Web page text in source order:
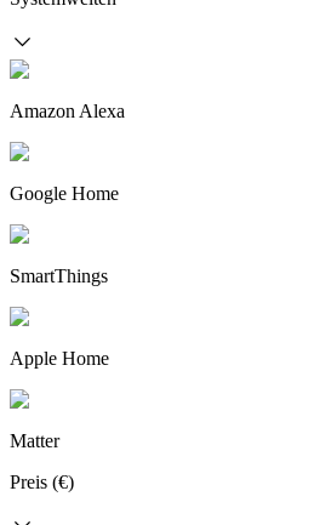
Amazon Alexa
Google Home
SmartThings
Apple Home
Matter
Preis (€)